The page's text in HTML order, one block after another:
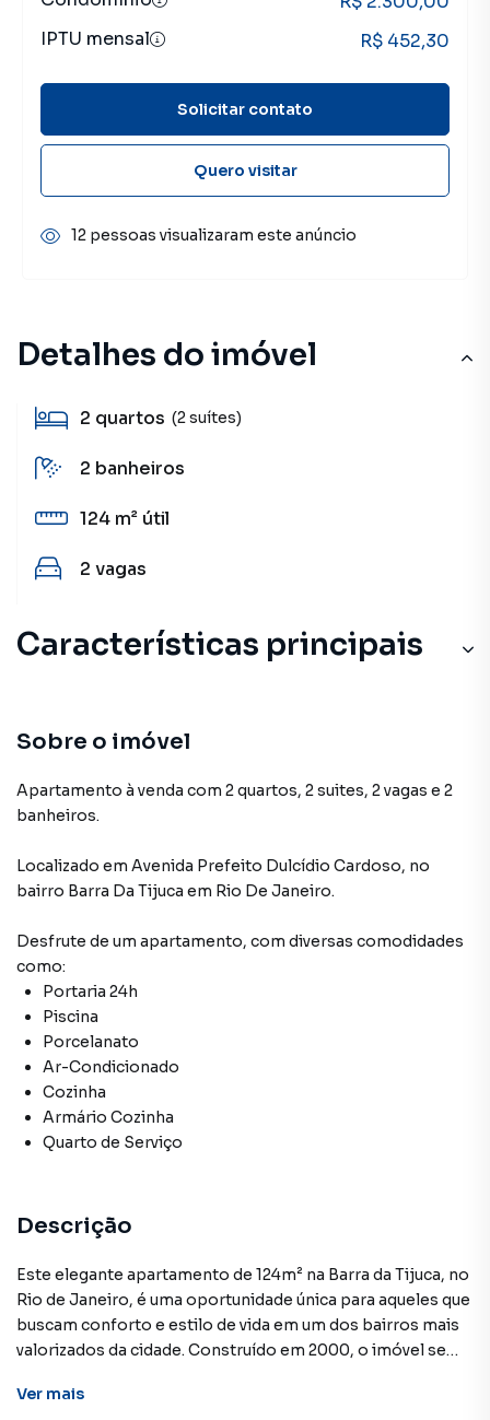
Detalhes do imóvel
2 quartos (2 suítes)
2 banheiros
124 m² útil
2 vagas
Características principais
Ar-Condicionado
Varanda
Sala de Jantar
Sobre o imóvel
Apartamento à venda com 2 quartos, 2 suites, 2 vagas e 2
banheiros.
Localizado em Avenida Prefeito Dulcídio Cardoso, no
bairro Barra Da Tijuca em Rio De Janeiro.
Desfrute de um apartamento, com diversas comodidades
como:
Portaria 24h
Piscina
Porcelanato
Ar-Condicionado
Cozinha
Armário Cozinha
Quarto de Serviço
Descrição
Este elegante apartamento de 124m² na Barra da Tijuca, no
Rio de Janeiro, é uma oportunidade única para aqueles que
buscam conforto e estilo de vida em um dos bairros mais
valorizados da cidade. Construído em 2000, o imóvel se
proporcionando amplos espaços para uma vida
Ver mais
IPTU mensal
R$ 452,30
Solicitar contato
Quero visitar
12 pessoas visualizaram este anúncio